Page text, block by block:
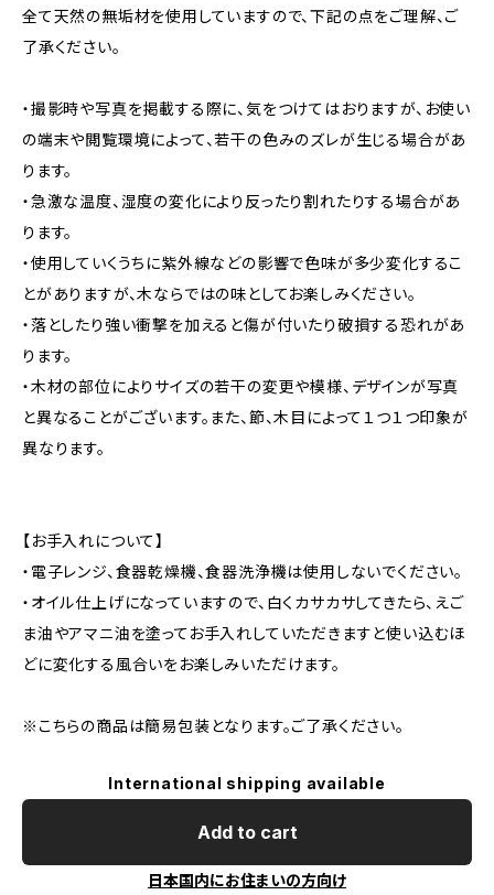
全て天然の無垢材を使用していますので、下記の点をご理解、ご
了承ください。
・撮影時や写真を掲載する際に、気をつけてはおりますが、お使い
の端末や閲覧環境によって、若干の色みのズレが生じる場合があ
ります。
・急激な温度、湿度の変化により反ったり割れたりする場合があ
ります。
・使用していくうちに紫外線などの影響で色味が多少変化するこ
とがありますが、木ならではの味としてお楽しみください。
・落としたり強い衝撃を加えると傷が付いたり破損する恐れがあ
ります。
・木材の部位によりサイズの若干の変更や模様、デザインが写真
と異なることがございます。また、節、木目によって１つ１つ印象が
異なります。
【お手入れについて】
・電子レンジ、食器乾燥機、食器洗浄機は使用しないでください。
・オイル仕上げになっていますので、白くカサカサしてきたら、えご
ま油やアマニ油を塗ってお手入れしていただきますと使い込むほ
どに変化する風合いをお楽しみいただけます。
※こちらの商品は簡易包装となります。ご了承ください。
International shipping available
Add to cart
日本国内にお住まいの方向け